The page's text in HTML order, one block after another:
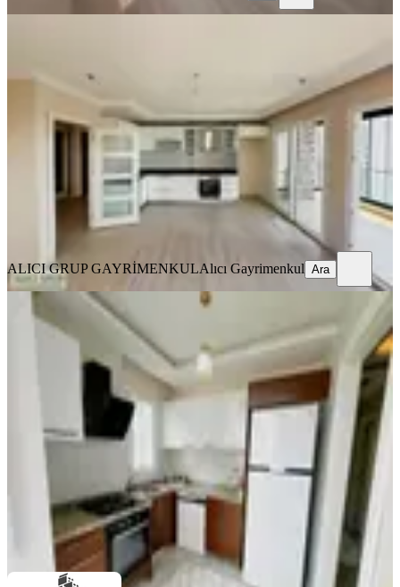
3+1·135 m²·10. Kat·06.08.2026
34.000 ₺
ALICI GRUP GAYRİMENKULAlıcı Gayrimenkul
ALICI GRUP GAYRİMENKULAlıcı Gayrimenkul Ara
YENİ
Gürselpaşa'da Geniş K.mutfak D.gazlı
2+1 Full Eşyalı Depozitosuz
Seyhan, Gürselpaşa Mahallesi
2+1·110 m²·5. Kat 06.08.2026
31.000 ₺
Buluş GayrimenkulOZAN CENGİZ